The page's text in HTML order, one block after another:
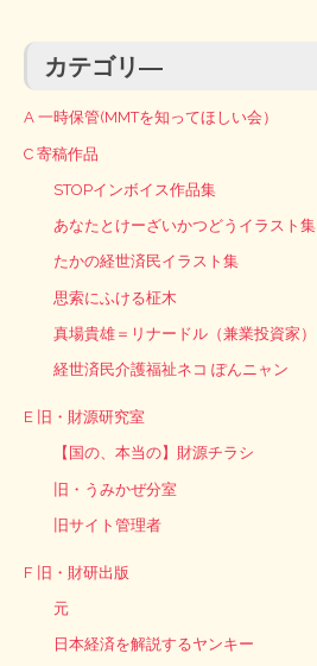
カテゴリ―
A 一時保管(MMTを知ってほしい会）
C 寄稿作品
STOPインボイス作品集
あなたとけーざいかつどうイラスト集
たかの経世済民イラスト集
思索にふける柾木
真場貴雄＝リナードル（兼業投資家）
経世済民介護福祉ネコ ぽんニャン
E 旧・財源研究室
【国の、本当の】財源チラシ
旧・うみかぜ分室
旧サイト管理者
F 旧・財研出版
元
日本経済を解説するヤンキー